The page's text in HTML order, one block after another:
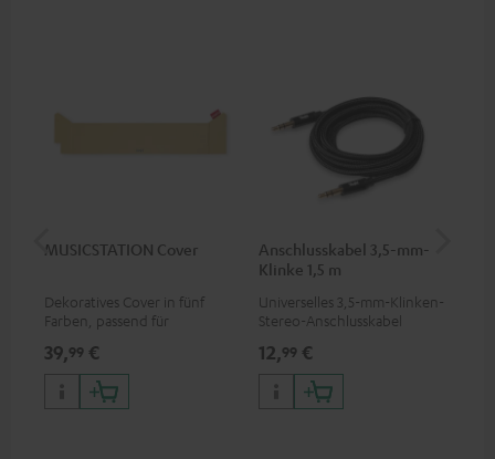
MUSICSTATION Cover
Dekoratives Cover in fünf
Farben, passend für
39,99 €
Anschlusskabel 3,5-mm-
Klinke 1,5 m
Universelles 3,5-mm-Klinken-
Stereo-Anschlusskabel
12,99 €